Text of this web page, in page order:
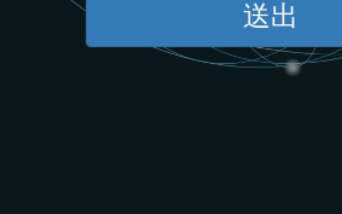
送出